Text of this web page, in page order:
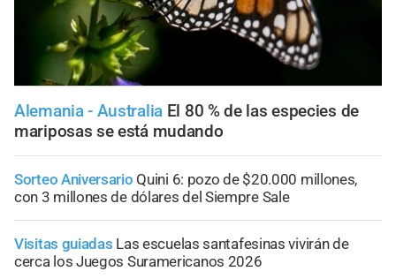
Alemania - Australia El 80 % de las especies de
mariposas se está mudando
Sorteo Aniversario Quini 6: pozo de $20.000 millones,
con 3 millones de dólares del Siempre Sale
Visitas guiadas Las escuelas santafesinas vivirán de
cerca los Juegos Suramericanos 2026